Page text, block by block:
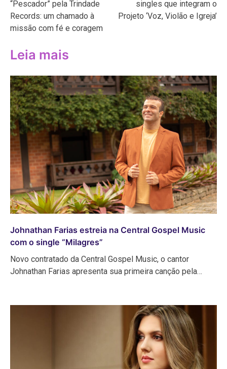
Post
“Pescador” pela Trindade
Records: um chamado à
missão com fé e coragem
singles que integram o
Projeto ‘Voz, Violão e Igreja’
Leia mais
Johnathan Farias estreia na Central Gospel Music
com o single “Milagres”
Novo contratado da Central Gospel Music, o cantor
Johnathan Farias apresenta sua primeira canção pela…